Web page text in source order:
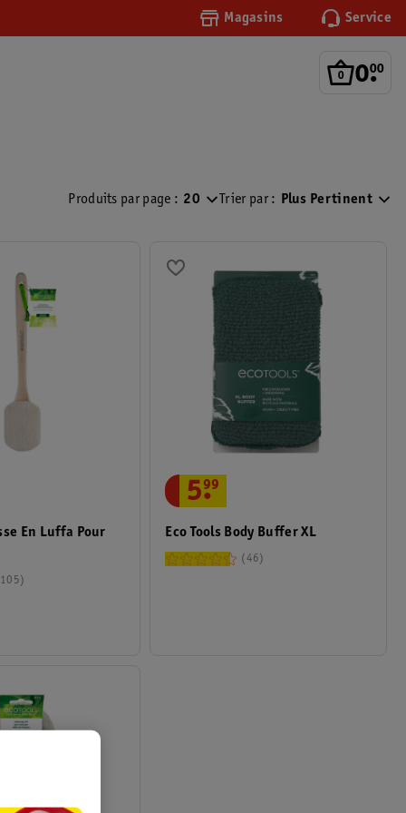
Magasins Service
0.
00
Produits par page : 20 Trier par : Plus Pertinent
En Luffa Pour
105
Eco Tools Body Buffer XL
5.
99
46